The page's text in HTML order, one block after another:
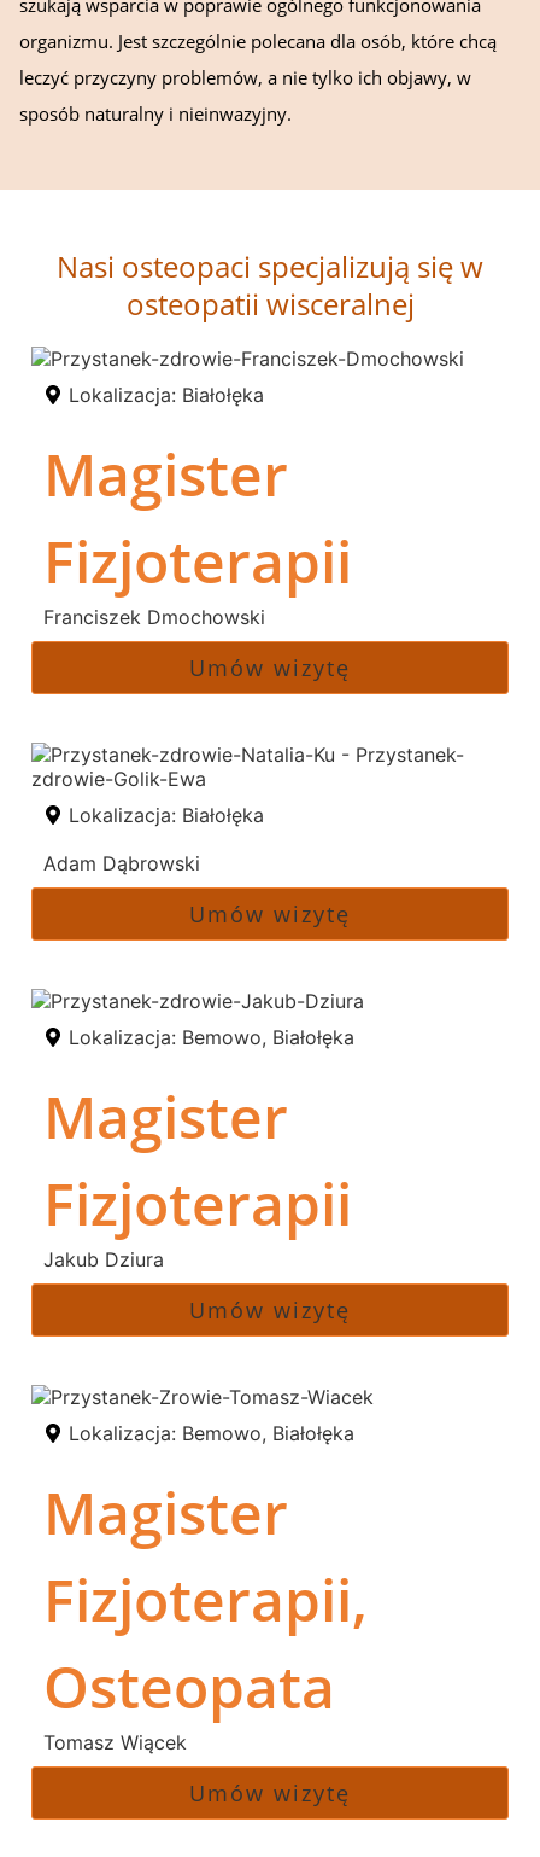
organizmu. Jest szczególnie polecana dla osób, które chcą
leczyć przyczyny problemów, a nie tylko ich objawy, w
sposób naturalny i nieinwazyjny.
Nasi osteopaci specjalizują się w
osteopatii wisceralnej
Lokalizacja: Białołęka
Magister
Fizjoterapii
Franciszek Dmochowski
Umów wizytę
Lokalizacja: Białołęka
Adam Dąbrowski
Umów wizytę
Lokalizacja: Bemowo, Białołęka
Magister
Fizjoterapii
Jakub Dziura
Umów wizytę
Lokalizacja: Bemowo, Białołęka
Magister
Fizjoterapii,
Osteopata
Tomasz Wiącek
Umów wizytę